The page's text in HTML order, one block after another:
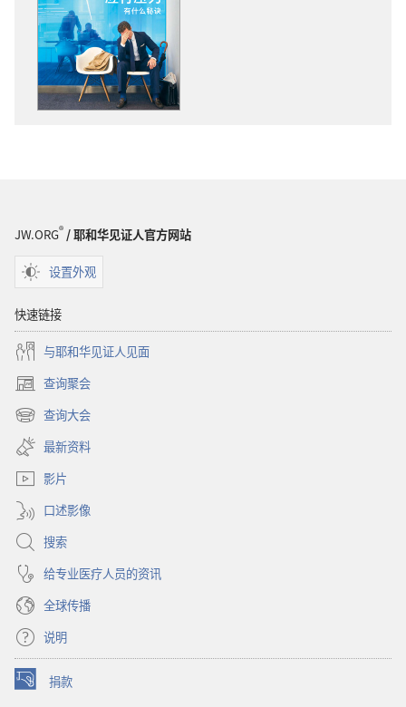
秘
诀
JW.ORG®/ 耶和华见证人官方网站
设置外观
快速链接
与耶和华见证人见面
查询聚会
（打
开
新
窗
口）
查询大会
（打
开
新
窗
最新资料
影片
口述影像
搜索
给专业医疗人员的资讯
全球传播
说明
捐款
（打